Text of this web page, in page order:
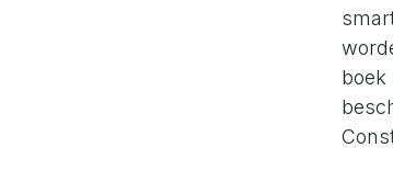
boek